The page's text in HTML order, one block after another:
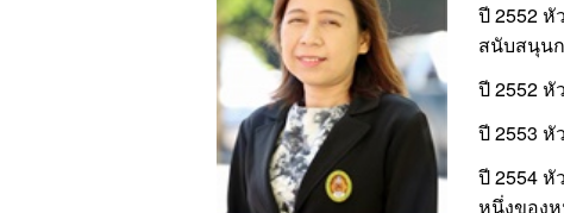
ปี 2552 หั
สนับสนุน
ปี 2552 หั
ปี 2553 หั
ปี 2554 หั
หนึ่งของ